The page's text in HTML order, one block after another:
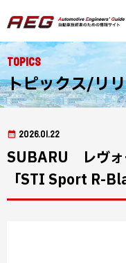
Topics
トピックス/リ
2026.01.22
SUBARU レヴォ
「STI Sport R-